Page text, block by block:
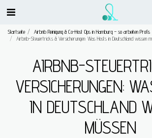
Startseite
Airbnb Reinigung & Co-Host Ops in Hamburg – so arbeiten Profis
Airbnb-Steuertricks & Versicherungen: Was Hosts in Deutschland wissen
AIRBNB-
VERSICHERUNGEN:
IN DEUTSCHLAND
MÜSSEN